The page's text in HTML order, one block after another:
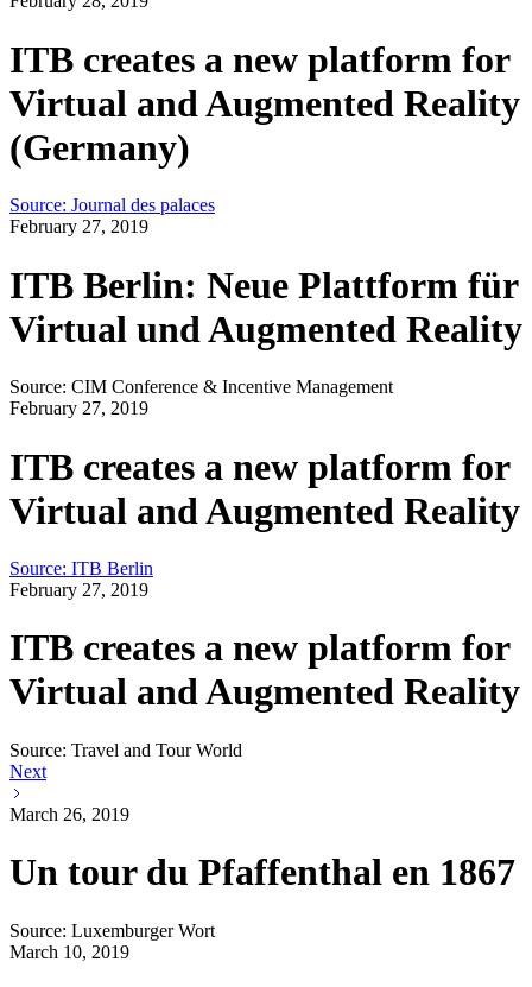
ITB creates a new platform for
Virtual and Augmented Reality
(Germany)
Source: Journal des palaces
February 27, 2019
ITB Berlin: Neue Plattform für
Virtual und Augmented Reality
Source: CIM Conference & Incentive Management
February 27, 2019
ITB creates a new platform for
Virtual and Augmented Reality
Source: ITB Berlin
February 27, 2019
ITB creates a new platform for
Virtual and Augmented Reality
Source: Travel and Tour World
Next
March 26, 2019
Un tour du Pfaffenthal en 1867
Source: Luxemburger Wort
March 10, 2019